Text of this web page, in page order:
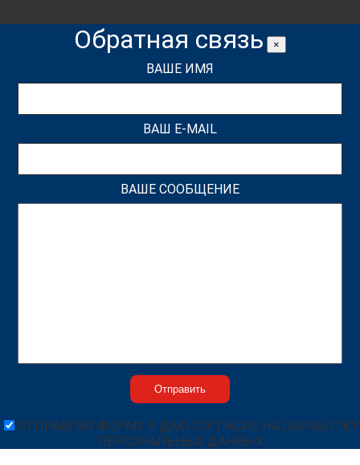
Обратная связь ×
ВАШЕ ИМЯ
ВАШ E-MAIL
ВАШЕ СООБЩЕНИЕ
ОТПРАВЛЯЯ ФОРМУ Я ДАЮ СОГЛАСИЕ НА ОБРАБОТКУ
ПЕРСОНАЛЬНЫХ ДАННЫХ